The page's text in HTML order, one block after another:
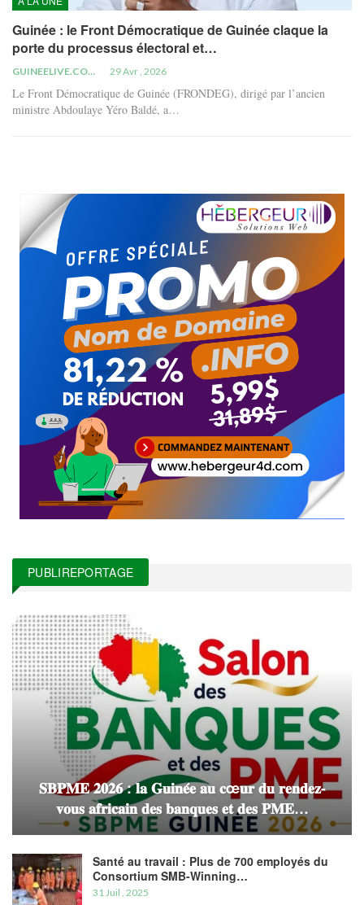
Guinée : le Front Démocratique de Guinée claque la
porte du processus électoral et…
GUINEELIVE.COM 29 Avr , 2026
Le Front Démocratique de Guinée (FRONDEG), dirigé par l’ancien
ministre Abdoulaye Yéro Baldé, a…
PUBLIREPORTAGE
𝐒𝐁𝐏𝐌𝐄 𝟐𝟎𝟐𝟔 : 𝐥𝐚 𝐆𝐮𝐢𝐧𝐞́𝐞 𝐚𝐮 𝐜œ𝐮𝐫 𝐝𝐮 𝐫𝐞𝐧𝐝𝐞𝐳-
𝐯𝐨𝐮𝐬 𝐚𝐟𝐫𝐢𝐜𝐚𝐢𝐧 𝐝𝐞𝐬 𝐛𝐚𝐧𝐪𝐮𝐞𝐬 𝐞𝐭 𝐝𝐞𝐬 𝐏𝐌𝐄…
Santé au travail : Plus de 700 employés du
Consortium SMB-Winning…
31 Juil , 2025